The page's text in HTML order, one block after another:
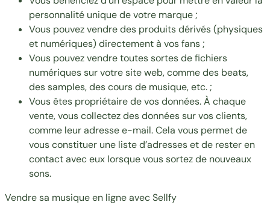
personnalité unique de votre marque ;
Vous pouvez vendre des produits dérivés (physiques
et numériques) directement à vos fans ;
Vous pouvez vendre toutes sortes de fichiers
numériques sur votre site web, comme des beats,
des samples, des cours de musique, etc. ;
Vous êtes propriétaire de vos données. À chaque
vente, vous collectez des données sur vos clients,
comme leur adresse e-mail. Cela vous permet de
vous constituer une liste d’adresses et de rester en
contact avec eux lorsque vous sortez de nouveaux
sons.
Vendre sa musique en ligne avec Sellfy